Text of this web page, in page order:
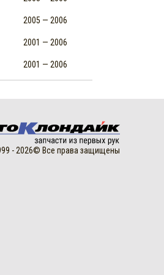
2005 — 2006
2001 — 2006
2001 — 2006
- 2026© Все права защищены